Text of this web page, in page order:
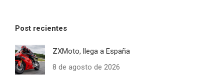
Post recientes
ZXMoto, llega a España
8 de agosto de 2026